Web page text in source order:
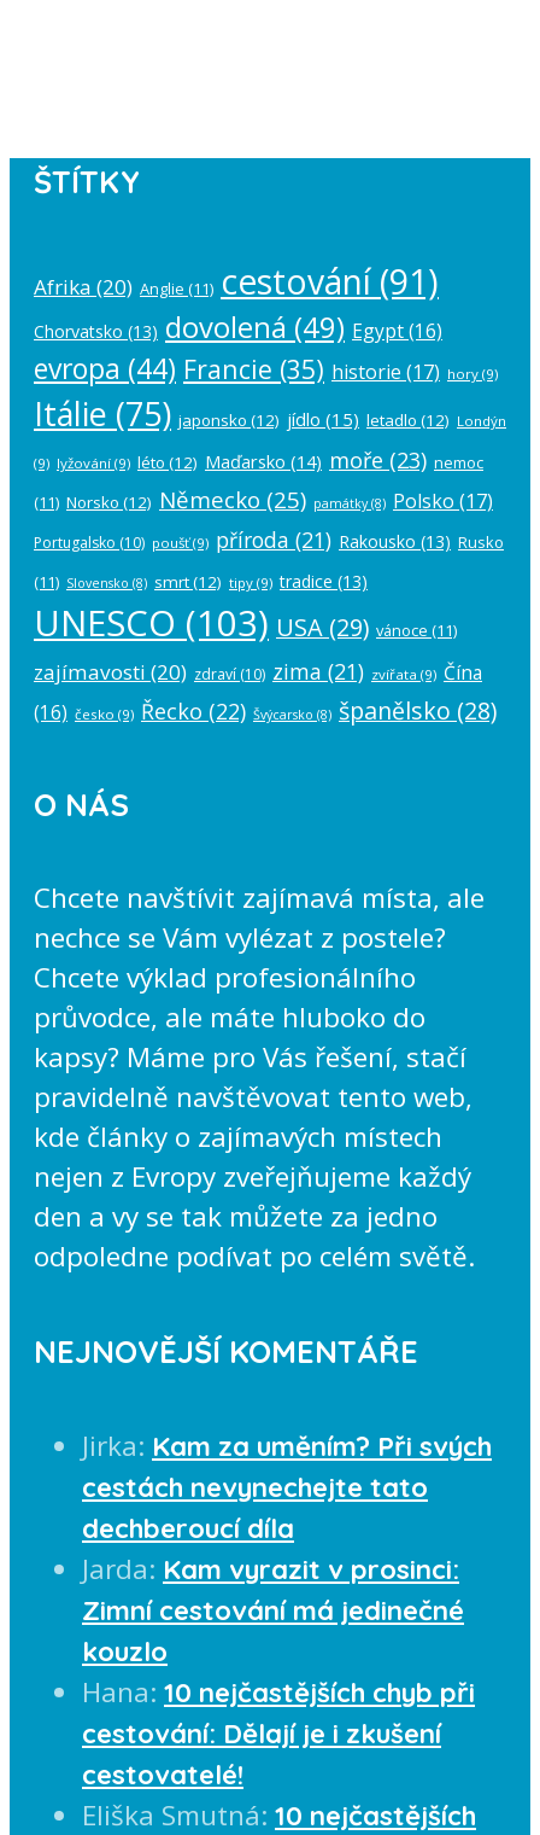
ŠTÍTKY
Afrika (20) Anglie (11) cestování(91)
Chorvatsko (13) dovolená (49) Egypt(16)
evropa (44) Francie (35) historie (17) hory (9)
Itálie (75) japonsko (12) jídlo (15) letadlo (12) Londýn
(9) lyžování (9) léto (12) Maďarsko (14) moře (23) nemoc
(11) Norsko (12) Německo (25) památky(8) Polsko (17)
Portugalsko (10) poušť(9) příroda (21) Rakousko (13) Rusko
(11) Slovensko (8) smrt(12) tipy (9) tradice (13)
UNESCO (103) USA (29) vánoce (11)
zajímavosti (20) zdraví (10) zima (21) zvířata (9) Čína
(16) česko (9) Řecko (22) Švýcarsko (8) španělsko (28)
O NÁS
Chcete navštívit zajímavá místa, ale
nechce se Vám vylézat z postele?
Chcete výklad profesionálního
průvodce, ale máte hluboko do
kapsy? Máme pro Vás řešení, stačí
pravidelně navštěvovat tento web,
kde články o zajímavých místech
nejen z Evropy zveřejňujeme každý
den a vy se tak můžete za jedno
odpoledne podívat po celém světě.
NEJNOVĚJŠÍ KOMENTÁŘE
Jirka: Kam za uměním? Při svých
cestách nevynechejte tato
dechberoucí díla
Jarda: Kam vyrazit v prosinci:
Zimní cestování má jedinečné
kouzlo
Hana: 10 nejčastějších chyb při
cestování: Dělají je i zkušení
cestovatelé!
Eliška Smutná: 10 nejčastějších